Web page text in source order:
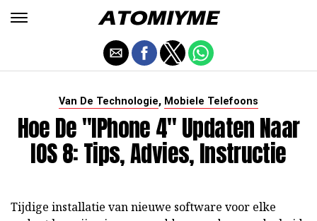
Van De Technologie, Mobiele Telefoons
Hoe De "iPhone 4" Updaten Naar
IOS 8: Tips, Advies, Instructie
Tijdige installatie van nieuwe software voor elke